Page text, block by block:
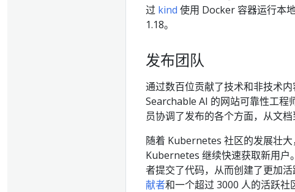
过 kind 使用 Docker 容器运行本
1.18。
发布团队
通过数百位贡献了技术和非技术
Searchable AI 的网站可靠性工程
员协调了发布的各个方面，从文
随着 Kubernetes 社区的发展壮大
Kubernetes 继续快速获取新用户
者提交了代码，从而创建了更加
献者和一个超过 3000 人的活跃社